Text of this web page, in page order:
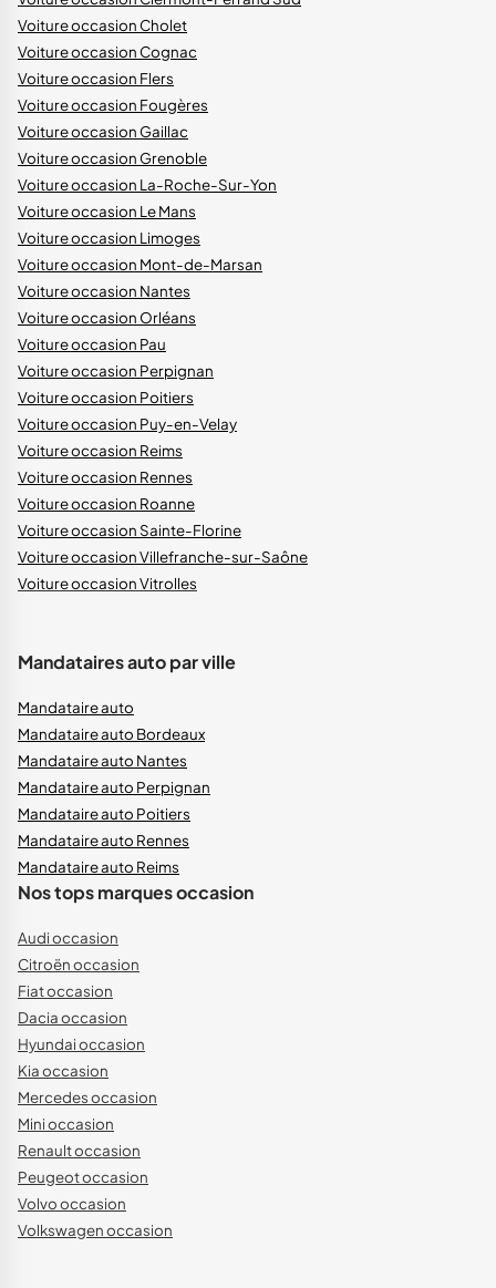
Voiture occasion Cholet
Voiture occasion Cognac
Voiture occasion Flers
Voiture occasion Fougères
Voiture occasion Gaillac
Voiture occasion Grenoble
Voiture occasion La-Roche-Sur-Yon
Voiture occasion Le Mans
Voiture occasion Limoges
Voiture occasion Mont-de-Marsan
Voiture occasion Nantes
Voiture occasion Orléans
Voiture occasion Pau
Voiture occasion Perpignan
Voiture occasion Poitiers
Voiture occasion Puy-en-Velay
Voiture occasion Reims
Voiture occasion Rennes
Voiture occasion Roanne
Voiture occasion Sainte-Florine
Voiture occasion Villefranche-sur-Saône
Voiture occasion Vitrolles
Mandataires auto par ville
Mandataire auto
Mandataire auto Bordeaux
Mandataire auto Nantes
Mandataire auto Perpignan
Mandataire auto Poitiers
Mandataire auto Rennes
Mandataire auto Reims
Nos tops marques occasion
Audi occasion
Citroën occasion
Fiat occasion
Dacia occasion
Hyundai occasion
Kia occasion
Mercedes occasion
Mini occasion
Renault occasion
Peugeot occasion
Volvo occasion
Volkswagen occasion